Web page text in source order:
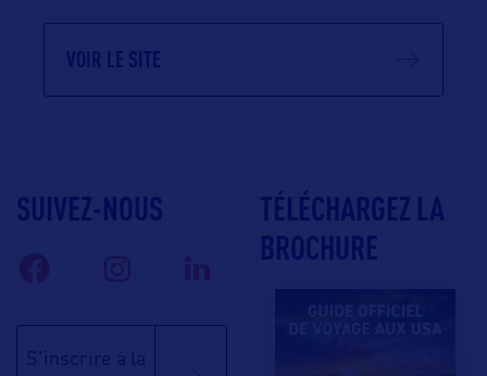
VOIR LE SITE
SUIVEZ-NOUS
S'inscrire à la
TÉLÉCHARGEZ LA
BROCHURE